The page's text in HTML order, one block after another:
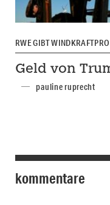
RWE GIBT
Geld von
pauline ruprecht
kommentare